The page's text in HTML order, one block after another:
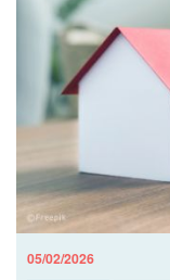
05/02/2026